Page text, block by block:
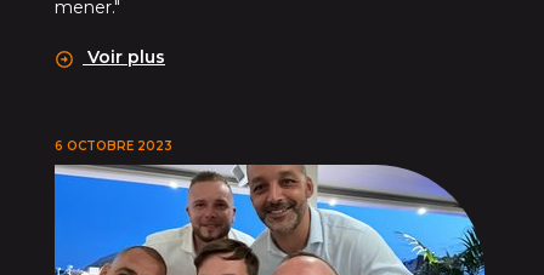
mener."
Voir plus
6 OCTOBRE 2023